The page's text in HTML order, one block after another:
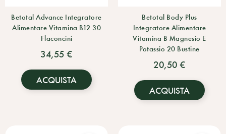
Betotal Advance Integratore
Alimentare Vitamina B12 30
Flaconcini
34,55 €
ACQUISTA
Betotal Body Plus
Integratore Alimentare
Vitamina B Magnesio E
Potassio 20 Bustine
20,50 €
ACQUISTA